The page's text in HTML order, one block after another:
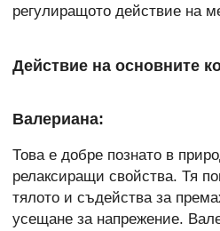
регулиращото действие на
Действие на основните
Валериана:
Това е добре познато в
релаксиращи свойства. Тя
тялото и съдейства за
усещане за напрежение.